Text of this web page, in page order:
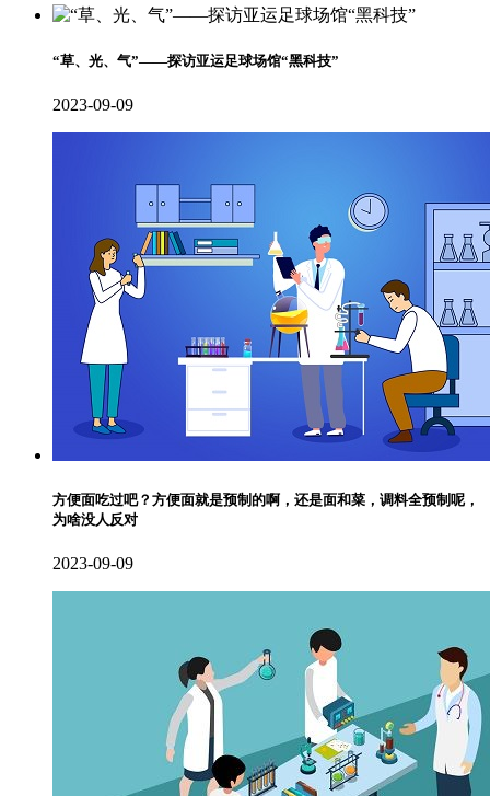
“草、光、气”——探访亚运足球场馆“黑科技”
2023-09-09
方便面吃过吧？方便面就是预制的啊，还是面和菜，调料全预制呢，
为啥没人反对
2023-09-09